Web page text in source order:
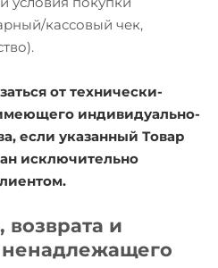
кассовый чек,
от технически-
индивидуально-
если указанный Товар
исключительно
возврата и
ненадлежащего